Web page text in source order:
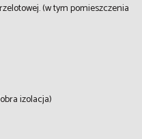
(w tym pomieszczenia
izolacja)